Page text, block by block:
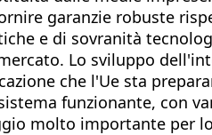
garanzie robuste
e di sovranità
Lo sviluppo
che l'Ue sta
funzionante, con
molto importante per